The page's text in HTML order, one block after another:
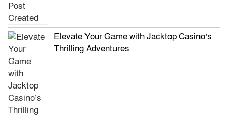
Elevate Your Game with Jacktop Casino’s
Thrilling Adventures